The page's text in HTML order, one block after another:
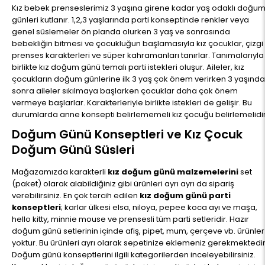
Kız bebek prenseslerimiz 3 yaşına girene kadar yaş odaklı doğum
günleri kutlanır. 1,2,3 yaşlarında parti konseptinde renkler veya
genel süslemeler ön planda olurken 3 yaş ve sonrasında
bebekliğin bitmesi ve çocukluğun başlamasıyla kız çocuklar, çizgi
prenses karakterleri ve süper kahramanları tanırlar. Tanımalarıyla
birlikte kız doğum günü temalı parti istekleri oluşur. Aileler, kız
çocukların doğum günlerine ilk 3 yaş çok önem verirken 3
sonra aileler sıkılmaya başlarken çocuklar daha çok önem
vermeye başlarlar. Karakterleriyle birlikte istekleri de gelişir. Bu
durumlarda anne konsepti belirlememeli kız çocuğu
Doğum Günü Konseptleri ve Kız Çocuk
Doğum Günü Süsleri
Mağazamızda karakterli kız doğum günü malzemeleriniset
(paket) olarak alabildiğiniz gibi ürünleri ayrı ayrı da sipariş
verebilirsiniz. En çok tercih edilen kız doğum günü parti
konseptleri; karlar ülkesi elsa, niloya, pepee koca ayı ve maşa,
hello kitty, minnie mouse ve prensesli tüm parti setleridir. Hazır
doğum günü setlerinin içinde afiş, pipet, mum, çerçeve vb. ürünler
yoktur. Bu ürünleri ayrı olarak sepetinize eklemeniz
Doğum günü konseptlerini ilgili kategorilerden inceleyebilirsiniz.